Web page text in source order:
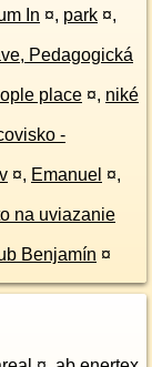
In ¤, park ¤,
Pedagogická
place ¤, niké
-
¤, Emanuel ¤,
na uviazanie
Benjamín ¤